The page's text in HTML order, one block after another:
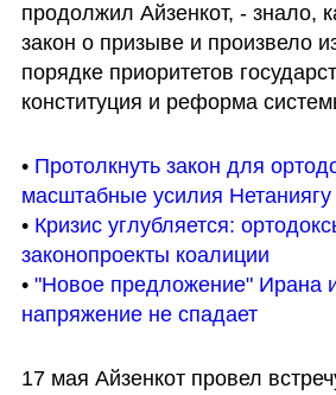
продолжил Айзенкот, - знало,
закон о призыве и произвело
порядке приоритетов
конституция и реформа
• Протолкнуть закон для
масштабные усилия Нетаниягу
• Кризис углубляется:
законопроекты коалиции
• "Новое предложение" Ирана
напряжение не спадает
17 мая Айзенкот провел